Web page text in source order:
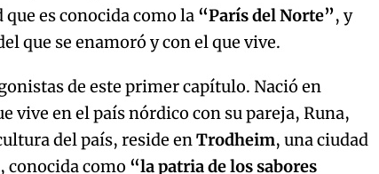
que es conocida como la “París del Norte”, y
que se enamoró y con el que vive.
de este primer capítulo. Nació en
vive en el país nórdico con su pareja, Runa,
del país, reside enTrodheim, una ciudad
conocida como “la patria de los sabores